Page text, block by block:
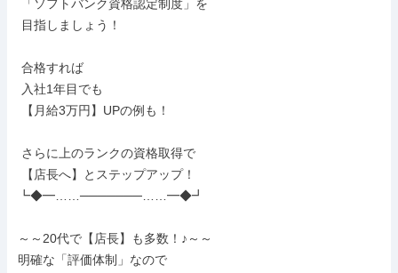
┗◆━……───────……━◆┛
～～20代で【店長】も多数！♪～～
明確な「評価体制」なので